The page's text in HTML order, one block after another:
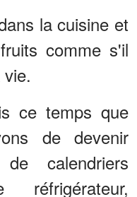
la cuisine et
comme s'il
ce temps que
de devenir
calendriers